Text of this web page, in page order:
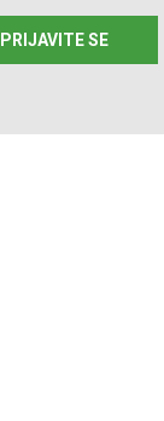
PRIJAVITE SE